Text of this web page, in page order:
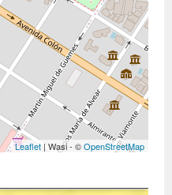
Leaflet | Wasi - ©OpenStreetMap